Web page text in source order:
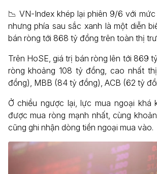
📉 VN-Index khép lại phiên 9/6 với
nhưng phía sau sắc xanh là một diễn
bán ròng tới 868 tỷ đồng trên toàn thị
Trên HoSE, giá trị bán ròng lên tới 869
ròng khoảng 108 tỷ đồng, cao nhất
đồng), MBB (84 tỷ đồng), ACB (62 tỷ
Ở chiều ngược lại, lực mua ngoại khá
được mua ròng mạnh nhất, cùng
cũng ghi nhận dòng tiền ngoại mua vào.